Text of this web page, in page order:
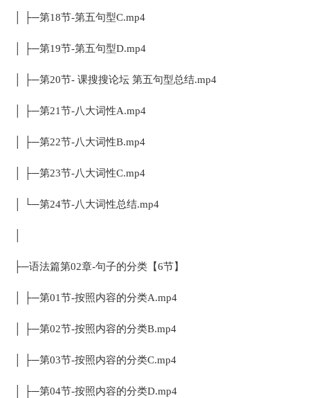
│ ├─第18节-第五句型C.mp4
│ ├─第19节-第五句型D.mp4
│ ├─第20节- 课搜搜论坛 第五句型总结.mp4
│ ├─第21节-八大词性A.mp4
│ ├─第22节-八大词性B.mp4
│ ├─第23节-八大词性C.mp4
│ └─第24节-八大词性总结.mp4
├─语法篇第02章-句子的分类【6节】
│ ├─第01节-按照内容的分类A.mp4
│ ├─第02节-按照内容的分类B.mp4
│ ├─第03节-按照内容的分类C.mp4
│ ├─第04节-按照内容的分类D.mp4